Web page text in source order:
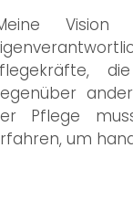
Pflege
um